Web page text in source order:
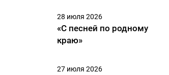
28 июля 2026
«С песней по родному
краю»
27 июля 2026